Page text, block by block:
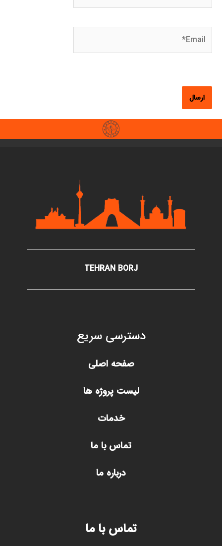
Email*
TEHRAN BORJ
دسترسی سریع
صفحه اصلی
لیست پروژه ها
خدمات
تماس با ما
درباره ما
تماس با ما